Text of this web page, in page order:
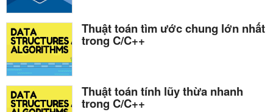
Thuật toán tìm ước chung lớn nhất
trong C/C++
Thuật toán tính lũy thừa nhanh
trong C/C++